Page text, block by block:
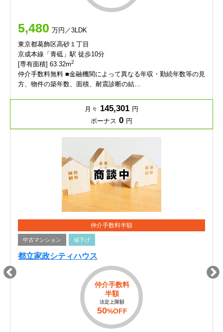
5,480 万円／3LDK
東京都葛飾区高砂１丁目
京成本線「青砥」駅 徒歩10分
[専有面積] 63.32m2
仲介手数料無料 ■金融機関によって異なる年収・勤続年数等の見
方、物件の築年数、面積、耐震診断の結…
月々 145,301 円
ボーナス 0 円
仲介手数料半額
中古マンション 値下げ
都立家政シティハウス
仲介手数料
半額
法定上限額
50%OFF